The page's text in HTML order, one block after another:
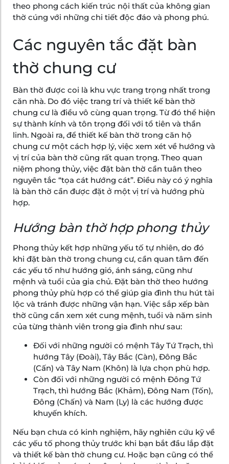
theo phong cách kiến trúc nội thất của không gian
thờ cúng với những chi tiết độc đáo và phong phú.
Các nguyên tắc đặt bàn
thờ chung cư
Bàn thờ được coi là khu vực trang trọng nhất trong
căn nhà. Do đó việc trang trí và thiết kế bàn thờ
chung cư là điều vô cùng quan trọng. Từ đó thể hiện
sự thành kính và tôn trọng đối với tổ tiên và thần
linh. Ngoài ra, để thiết kế bàn thờ trong căn hộ
chung cư một cách hợp lý, việc xem xét về hướng và
vị trí của bàn thờ cũng rất quan trọng. Theo quan
niệm phong thủy, việc đặt bàn thờ cần tuân theo
nguyên tắc “tọa cát hướng cát”. Điều này có ý nghĩa
là bàn thờ cần được đặt ở một vị trí và hướng phù
hợp.
Hướng bàn thờ hợp phong thủy
Phong thủy kết hợp những yếu tố tự nhiên, do đó
khi đặt bàn thờ trong chung cư, cần quan tâm đến
các yếu tố như hướng gió, ánh sáng, cũng như
mệnh và tuổi của gia chủ. Đặt bàn thờ theo hướng
phong thủy phù hợp có thể giúp gia đình thu hút tài
lộc và tránh được những vận hạn. Việc sắp xếp bàn
thờ cũng cần xem xét cung mệnh, tuổi và năm sinh
của từng thành viên trong gia đình như sau:
Đối với những người có mệnh Tây Tứ Trạch, thì
hướng Tây (Đoài), Tây Bắc (Càn), Đông Bắc
(Cấn) và Tây Nam (Khôn) là lựa chọn phù hợp.
Còn đối với những người có mệnh Đông Tứ
Trạch, thì hướng Bắc (Khảm), Đông Nam (Tốn),
Đông (Chấn) và Nam (Ly) là các hướng được
khuyến khích.
Nếu bạn chưa có kinh nghiệm, hãy nghiên cứu kỹ về
các yếu tố phong thủy trước khi bạn bắt đầu lắp đặt
và thiết kế bàn thờ chung cư. Hoặc bạn cũng có thể